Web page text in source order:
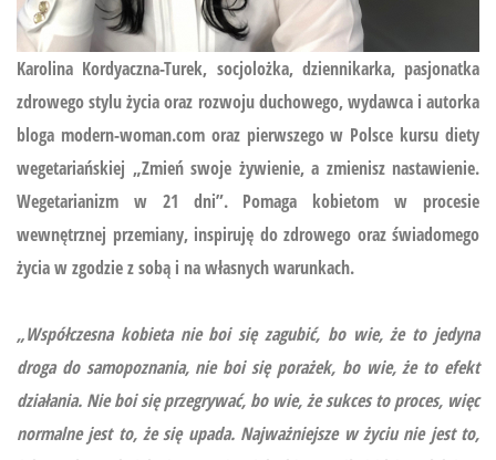
Karolina Kordyaczna-Turek, socjolożka, dziennikarka, pasjonatka
zdrowego stylu życia oraz rozwoju duchowego, wydawca i autorka
bloga modern-woman.com oraz pierwszego w Polsce kursu diety
wegetariańskiej „Zmień swoje żywienie, a zmienisz nastawienie.
Wegetarianizm w 21 dni”.Pomaga kobietom w procesie
wewnętrznej przemiany, inspiruję do zdrowego oraz świadomego
życia w zgodzie z sobą i na własnych warunkach.
„Współczesna kobieta nie boi się zagubić, bo wie, że to jedyna
droga do samopoznania, nie boi się porażek, bo wie, że to efekt
działania. Nie boi się przegrywać, bo wie, że sukces to proces, więc
normalne jest to, że się upada. Najważniejsze w życiu nie jest to,